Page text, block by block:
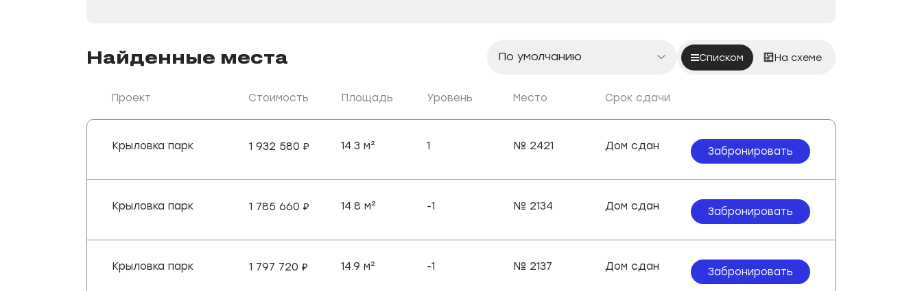
Адали
1
Найденные места
По умолчанию
По возрастанию цены
По возрастанию
По убыванию площади
Сдаются раньше
Списком На схеме
Проект Стоимость Площадь Уровень Место Срок сдачи
Крыловка парк 1 932 580₽ 14.3м² 1 № 2421 Дом сдан Забронировать
Крыловка парк 1 785 660₽ 14.8м² -1 № 2134 Дом сдан Забронировать
Крыловка парк 1 797 720₽ 14.9м² -1 № 2137 Дом сдан Забронировать